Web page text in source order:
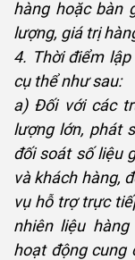
hàng hoặc bàn
lượng, giá trị
4. Thời điểm
cụ thể như sau:
a) Đối với các
lượng lớn, phát
đối soát số liệu
và khách hàng,
vụ hỗ trợ trực
nhiên liệu
hoạt động cung